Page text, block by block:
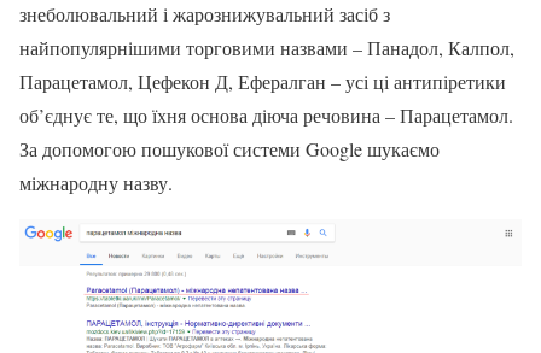
знеболювальний і жарознижувальний засіб з
найпопулярнішими торговими назвами – Панадол, Калпол,
Парацетамол, Цефекон Д, Ефералган – усі ці антипіретики
об’єднує те, що їхня основа діюча речовина – Парацетамол.
За допомогою пошукової системи Google шукаємо
міжнародну назву.